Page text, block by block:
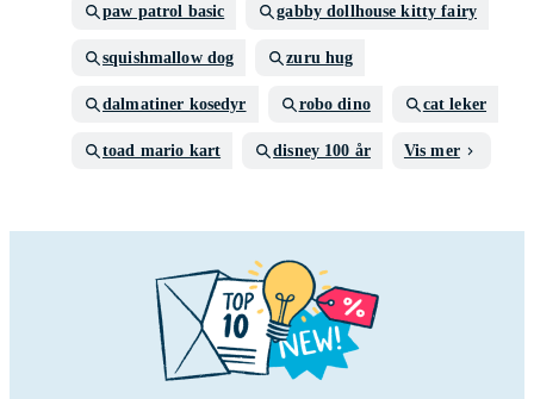
paw patrol basic gabby dollhouse kitty fairy
squishmallow dog zuru hug
dalmatiner kosedyr robo dino cat leker
toad mario kart disney 100 år Vis mer